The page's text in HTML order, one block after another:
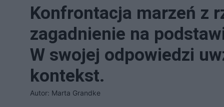
Konfrontacja marzeń z
zagadnienie na
W swojej odpowiedzi
kontekst.
Autor: Marta Grandke